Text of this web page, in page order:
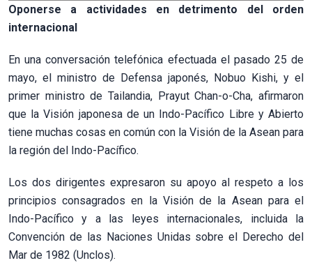
Oponerse a actividades en detrimento del orden
internacional
En una conversación telefónica efectuada el pasado 25 de
mayo, el ministro de Defensa japonés, Nobuo Kishi, y el
primer ministro de Tailandia, Prayut Chan-o-Cha, afirmaron
que la Visión japonesa de un Indo-Pacífico Libre y Abierto
tiene muchas cosas en común con la Visión de la Asean para
la región del Indo-Pacífico.
Los dos dirigentes expresaron su apoyo al respeto a los
principios consagrados en la Visión de la Asean para el
Indo-Pacífico y a las leyes internacionales, incluida la
Convención de las Naciones Unidas sobre el Derecho del
Mar de 1982 (Unclos).